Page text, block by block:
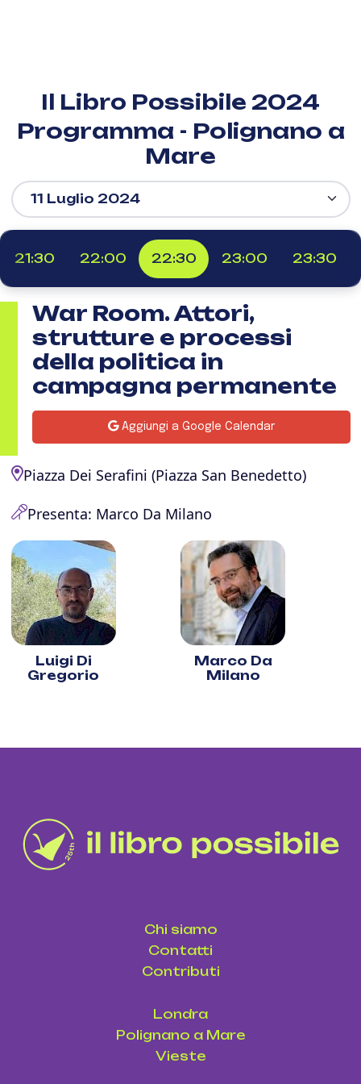
Il Libro Possibile 2024
Programma - Polignano a
Mare
21:30 22:00 22:30 23:00 23:30
War Room. Attori,
strutture e processi
della politica in
campagna permanente
Aggiungi a Google Calendar
Piazza Dei Serafini (Piazza San Benedetto)
Presenta: Marco Da Milano
Luigi Di
Gregorio
Marco Da
Milano
Chi siamo
Contatti
Contributi
Londra
Polignano a Mare
Vieste